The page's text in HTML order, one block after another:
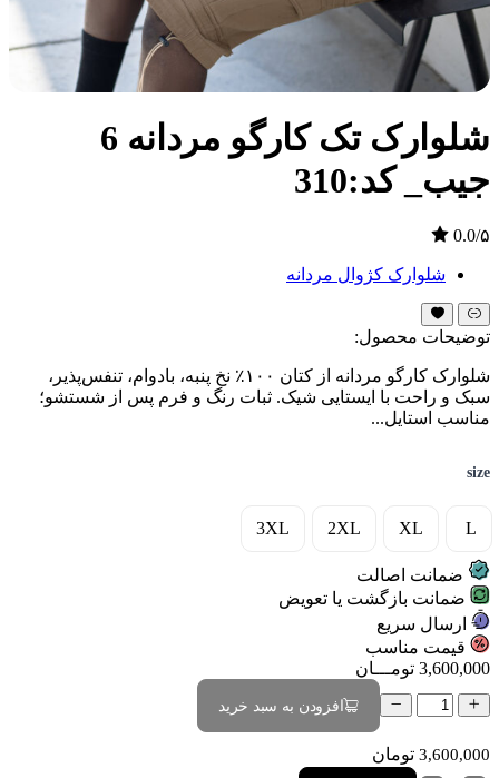
شلوارک تک کارگو مردانه 6
جیب_ کد:310
0.0/۵
شلوارک کژوال مردانه
توضیحات محصول:
شلوارک کارگو مردانه از کتان ۱۰۰٪ نخ پنبه، بادوام، تنفس‌پذیر،
سبک و راحت با ایستایی شیک. ثبات رنگ و فرم پس از شستشو؛
مناسب استایل...
size
L
XL
2XL
3XL
ضمانت اصالت
ضمانت بازگشت یا تعویض
ارسال سریع
قیمت مناسب
3,600,000 تومـــان
افزودن به سبد خرید
3,600,000 تومان